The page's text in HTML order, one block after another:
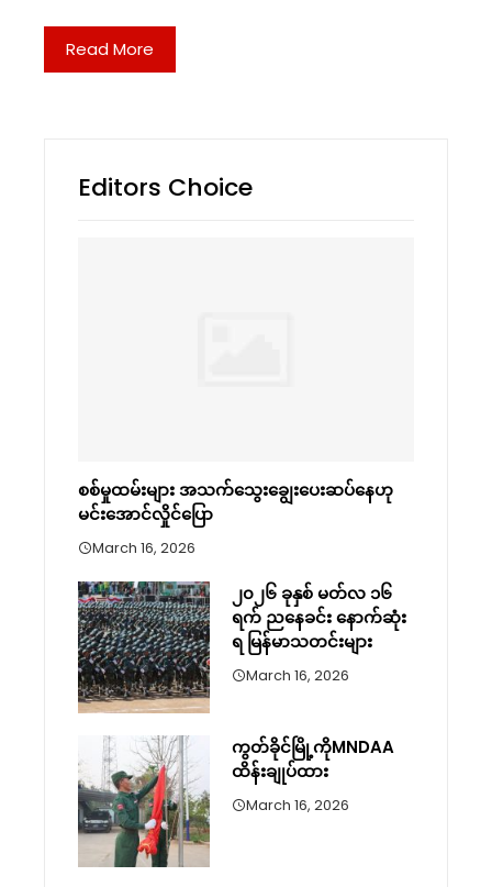
Read More
Editors Choice
စစ်မှုထမ်းများ အသက်သွေးချွေးပေးဆပ်နေဟု
မင်းအောင်လှိုင်ပြော
March 16, 2026
၂၀၂၆ ခုနှစ် မတ်လ ၁၆
ရက် ညနေခင်း နောက်ဆုံး
ရ မြန်မာသတင်းများ
March 16, 2026
ကွတ်ခိုင်မြို့ကိုMNDAA
ထိန်းချုပ်ထား
March 16, 2026